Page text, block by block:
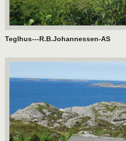
Teglhus---R.B.Johannessen-AS